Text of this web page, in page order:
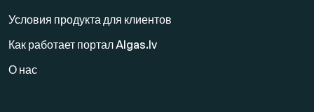
Условия продукта для клиентов
Как работает портал Algas.lv
О нас